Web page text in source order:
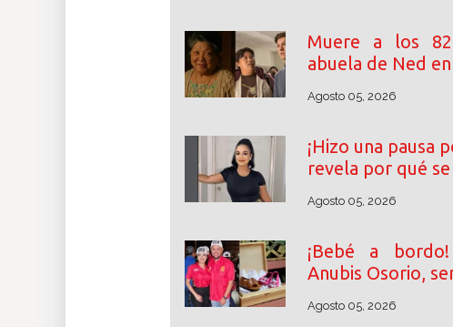
Muere a los
abuela de Ned
Agosto 05, 2026
¡Hizo una pausa
revela por qué
Agosto 05, 2026
¡Bebé a
Anubis Osorio,
Agosto 05, 2026